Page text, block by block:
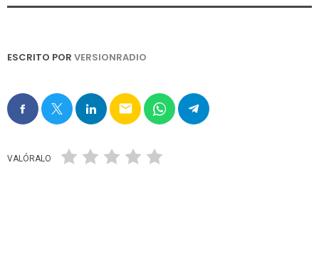
ESCRITO POR VERSIONRADIO
email
VALÓRALO